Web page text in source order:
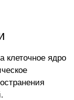
клеточное ядро